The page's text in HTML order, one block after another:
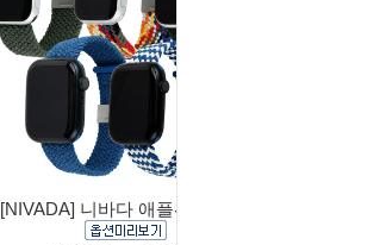
[NIVADA] 니바다 애플워치 스트